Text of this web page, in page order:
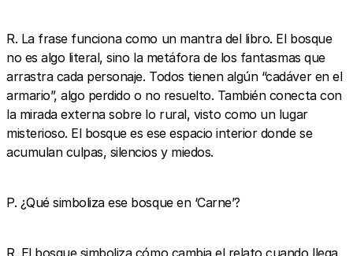
R. La frase funciona como un mantra del libro. El bosque
no es algo literal, sino la metáfora de los fantasmas que
arrastra cada personaje. Todos tienen algún “cadáver en el
armario”, algo perdido o no resuelto. También conecta con
la mirada externa sobre lo rural, visto como un lugar
misterioso. El bosque es ese espacio interior donde se
acumulan culpas, silencios y miedos.
P. ¿Qué simboliza ese bosque en ‘Carne’?
R. El bosque simboliza cómo cambia el relato cuando llega